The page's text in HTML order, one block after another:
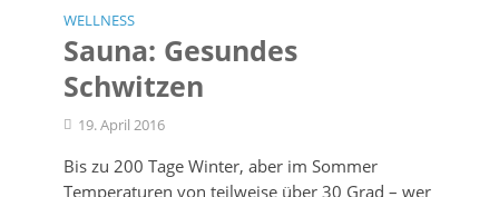
WELLNESS
Sauna: Gesundes
Schwitzen
19. April 2016
Bis zu 200 Tage Winter, aber im Sommer
Temperaturen von teilweise über 30 Grad – wer